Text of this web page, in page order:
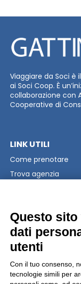
Viaggiare da Soci
ai Soci Coop. È
collaborazione con
Cooperative di
LINK UTILI
Come prenotare
Trova agenzia
PRIVACY & LEGAL
Privacy Policy
Modifica preferenze
Questo
dati
utenti
Con il tuo consenso,
tecnologie simili per